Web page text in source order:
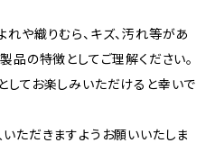
や織りむら、キズ、汚れ等があ
品の特徴としてご理解ください。
てお楽しみいただけると幸いで
ただきますようお願いいたしま